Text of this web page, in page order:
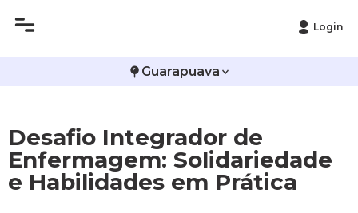
Login
Guarapuava
Desafio Integrador de
Enfermagem: Solidariedade
e Habilidades em Prática
Infraestrutura
Editais
Biomedicina
Ciências Contábeis
Atividades Complementares e Sociais
Biblioteca
CPA
COLAP